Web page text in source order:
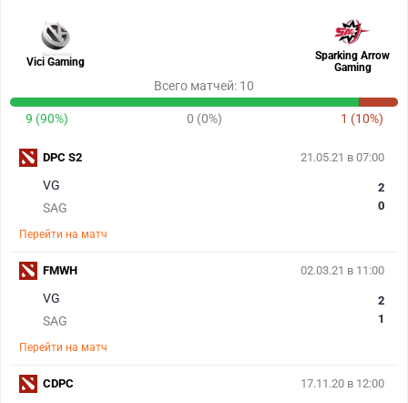
Vici Gaming
Sparking Arrow
Gaming
Всего матчей: 10
9 (90%) 0 (0%) 1 (10%)
21.05.21 в 07:00
VG
SAG
2
0
Перейти на матч
DPC S2
02.03.21 в 11:00
VG
SAG
2
1
Перейти на матч
FMWH
17.11.20 в 12:00
CDPC